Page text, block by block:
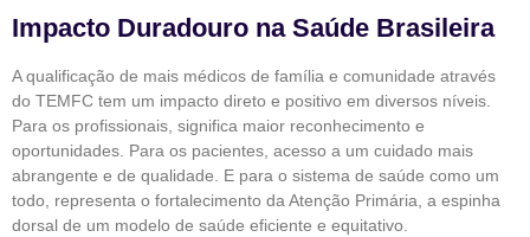
Impacto Duradouro na Saúde Brasileira
A qualificação de mais médicos de família e comunidade através
do TEMFC tem um impacto direto e positivo em diversos níveis.
Para os profissionais, significa maior reconhecimento e
oportunidades. Para os pacientes, acesso a um cuidado mais
abrangente e de qualidade. E para o sistema de saúde como um
todo, representa o fortalecimento da Atenção Primária, a espinha
dorsal de um modelo de saúde eficiente e equitativo.